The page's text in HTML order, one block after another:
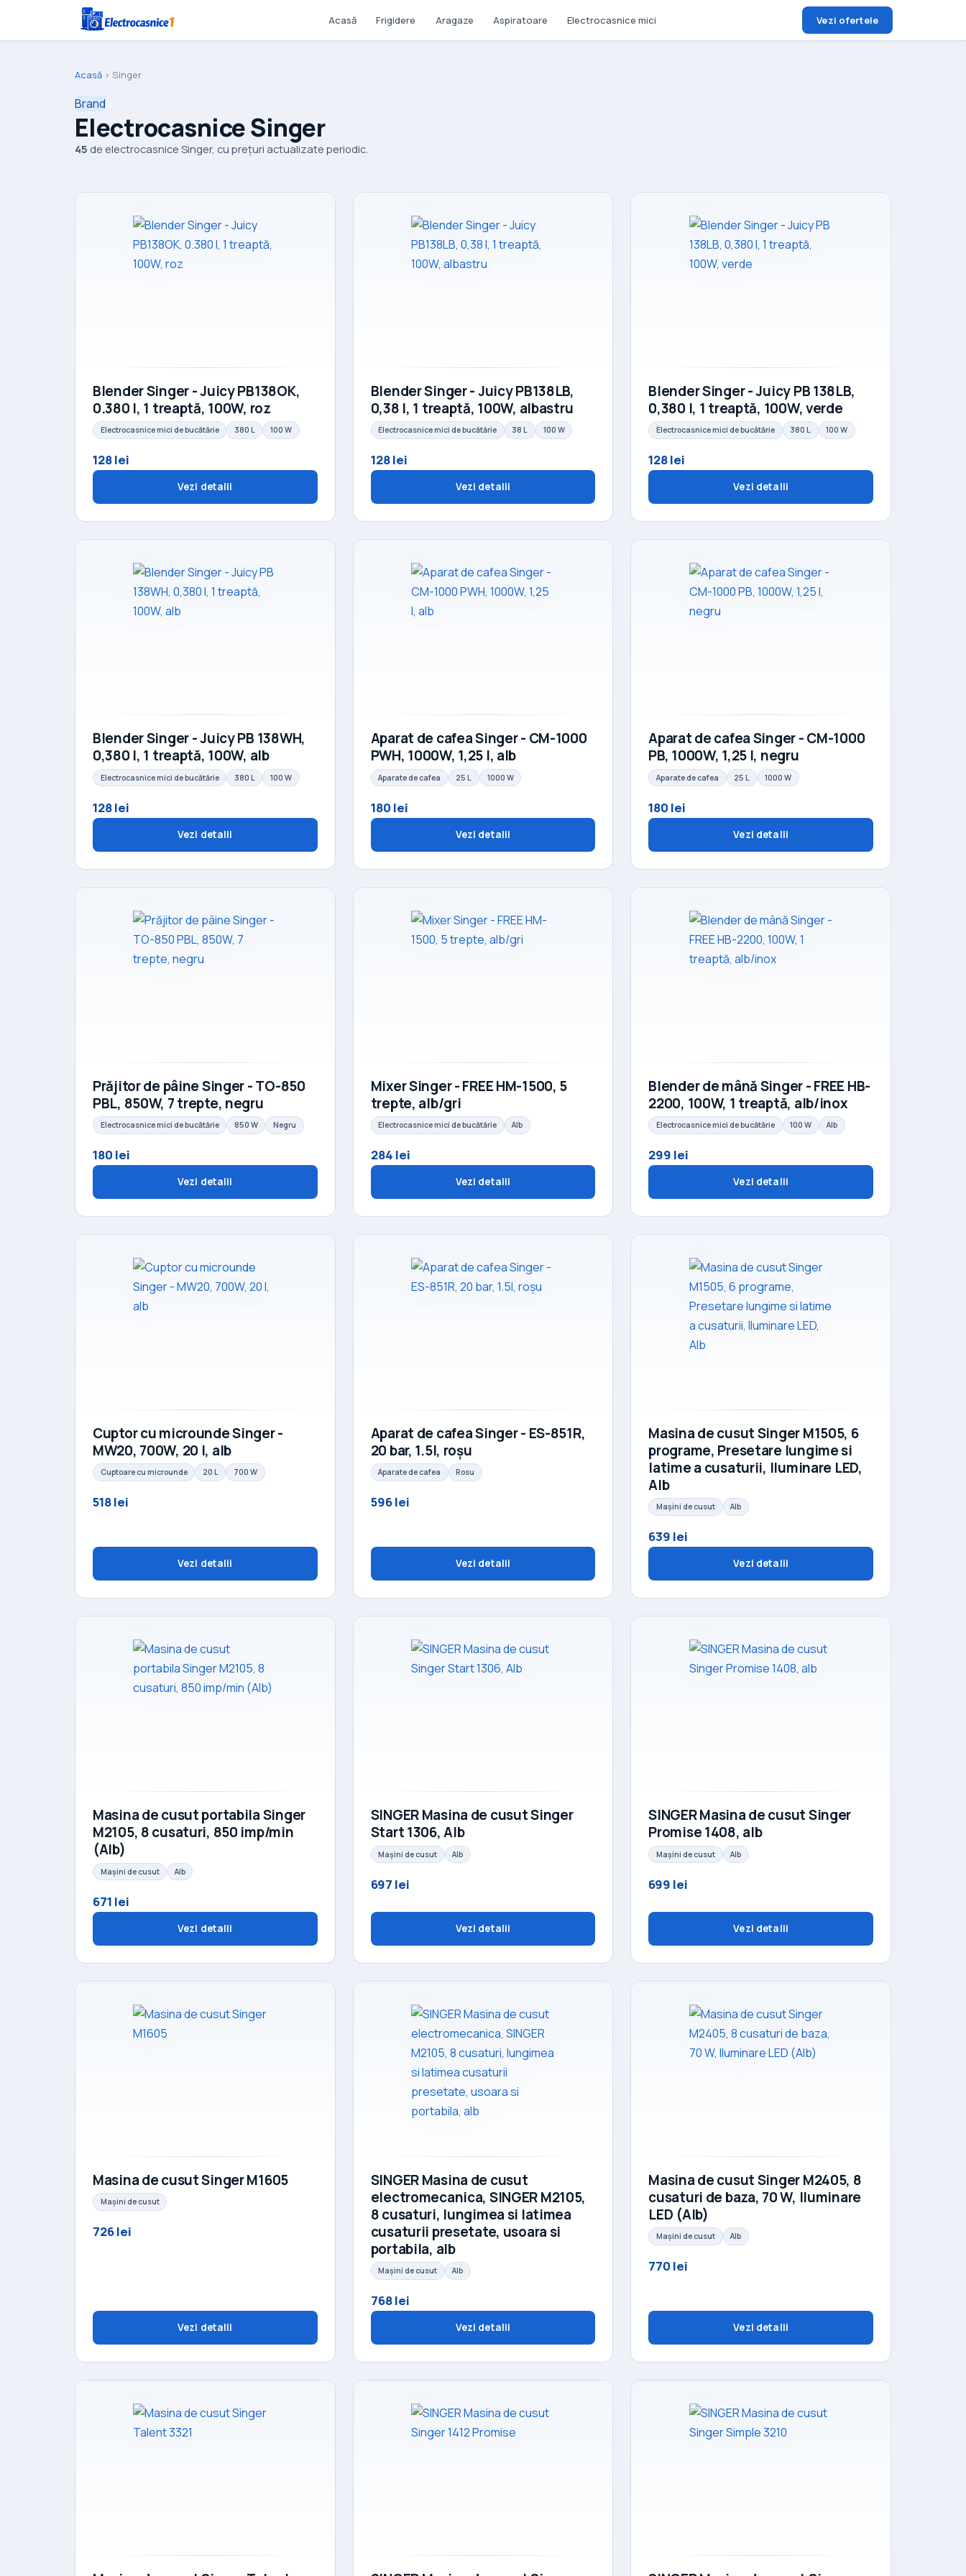
Acasă Frigidere Aragaze Aspiratoare Electrocasnice mici Vezi ofertele
Acasă › Singer
Brand
Electrocasnice Singer
45 de electrocasnice Singer, cu prețuri actualizate periodic.
Blender Singer - Juicy PB138OK,
0.380 l, 1 treaptă, 100W, roz
Electrocasnice mici de bucătărie 380 L 100 W
128 lei
Vezi detalii
Blender Singer - Juicy PB138LB,
0,38 l, 1 treaptă, 100W, albastru
Electrocasnice mici de bucătărie 38 L 100 W
128 lei
Vezi detalii
Blender Singer - Juicy PB 138LB,
0,380 l, 1 treaptă, 100W, verde
Electrocasnice mici de bucătărie 380 L 100 W
128 lei
Vezi detalii
Blender Singer - Juicy PB 138WH,
0,380 l, 1 treaptă, 100W, alb
Electrocasnice mici de bucătărie 380 L 100 W
128 lei
Vezi detalii
Aparat de cafea Singer - CM-1000
PWH, 1000W, 1,25 l, alb
Aparate de cafea 25 L 1000 W
180 lei
Vezi detalii
Aparat de cafea Singer - CM-1000
PB, 1000W, 1,25 l, negru
Aparate de cafea 25 L 1000 W
180 lei
Vezi detalii
Prăjitor de pâine Singer - TO-850
PBL, 850W, 7 trepte, negru
Electrocasnice mici de bucătărie 850 W Negru
180 lei
Vezi detalii
Mixer Singer - FREE HM-1500, 5
trepte, alb/gri
Electrocasnice mici de bucătărie Alb
284 lei
Vezi detalii
Blender de mână Singer - FREE HB-
2200, 100W, 1 treaptă, alb/inox
Electrocasnice mici de bucătărie 100 W Alb
299 lei
Vezi detalii
Cuptor cu microunde Singer -
MW20, 700W, 20 l, alb
Cuptoare cu microunde 20 L 700 W
518 lei
Vezi detalii
Aparat de cafea Singer - ES-851R,
20 bar, 1.5l, roșu
Aparate de cafea Rosu
596 lei
Vezi detalii
Masina de cusut Singer M1505, 6
programe, Presetare lungime si
latime a cusaturii, Iluminare LED,
Alb
Mașini de cusut Alb
639 lei
Vezi detalii
Masina de cusut portabila Singer
M2105, 8 cusaturi, 850 imp/min
(Alb)
Mașini de cusut Alb
671 lei
Vezi detalii
SINGER Masina de cusut Singer
Start 1306, Alb
Mașini de cusut Alb
697 lei
Vezi detalii
SINGER Masina de cusut Singer
Promise 1408, alb
Mașini de cusut Alb
699 lei
Vezi detalii
Masina de cusut Singer M1605
Mașini de cusut
726 lei
Vezi detalii
SINGER Masina de cusut
electromecanica, SINGER M2105,
8 cusaturi, lungimea si latimea
cusaturii presetate, usoara si
portabila, alb
Mașini de cusut Alb
768 lei
Vezi detalii
Masina de cusut Singer M2405, 8
cusaturi de baza, 70 W, Iluminare
LED (Alb)
Mașini de cusut Alb
770 lei
Vezi detalii